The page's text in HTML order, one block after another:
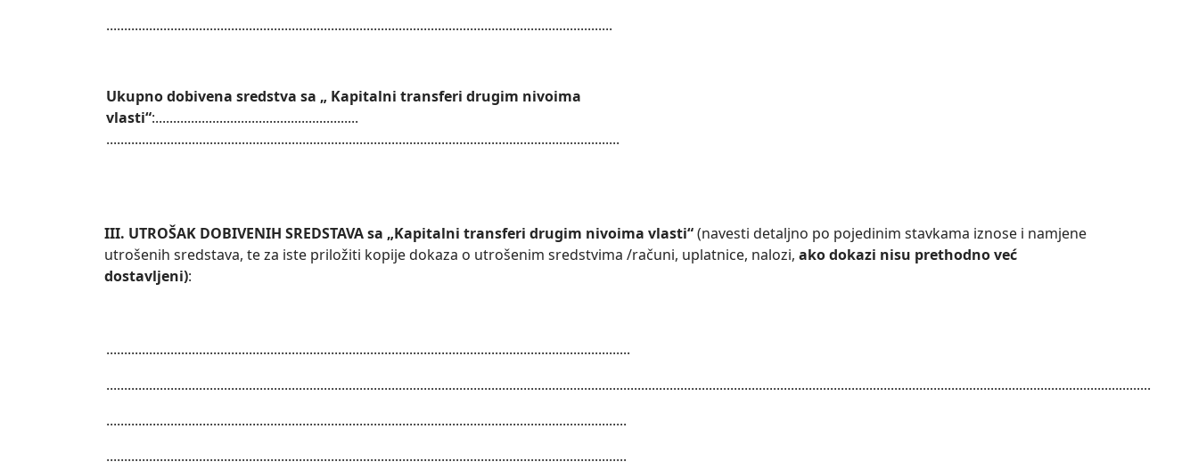
..............................................................................................................................................
Ukupno dobivena sredstva sa „ Kapitalni transferi drugim nivoima
vlasti“:.........................................................
................................................................................................................................................
III. UTROŠAK DOBIVENIH SREDSTAVA sa „Kapitalni transferi drugim nivoima vlasti“(navesti detaljno po pojedinim stavkama iznose i namjene
utrošenih sredstava, te za iste priložiti kopije dokaza o utrošenim sredstvima /računi, uplatnice, nalozi, ako dokazi nisu prethodno već
dostavljeni):
...................................................................................................................................................
.....................................................................................................................................................................................................................................................................................................
..................................................................................................................................................
..................................................................................................................................................